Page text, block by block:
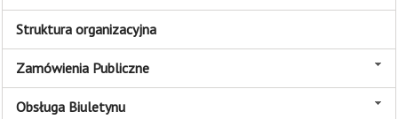
Struktura organizacyjna
Zamówienia Publiczne
Obsługa Biuletynu